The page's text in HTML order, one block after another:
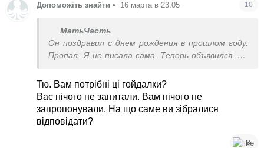
Допоможіть знайти • 16 марта в 23:05 10
МатьЧасть
Он поздравил с днем рождения в прошлом году.
Пропал. Я не писала сама. Теперь объявился. До
Тю. Вам потрібні ці гойдалки?
Вас нічого не запитали. Вам нічого не
запропонували. На що саме ви зібралися
відповідати?
3